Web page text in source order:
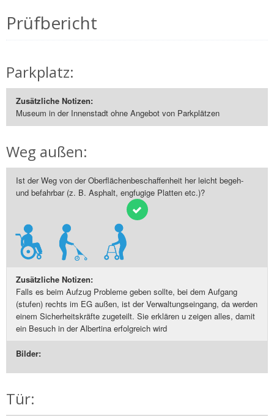
Prüfbericht
Parkplatz:
Zusätzliche Notizen:
Museum in der Innenstadt ohne Angebot von Parkplätzen
Weg außen:
Ist der Weg von der Oberflächenbeschaffenheit her leicht begeh-
und befahrbar (z. B. Asphalt, engfugige Platten etc.)?
Zusätzliche Notizen:
Falls es beim Aufzug Probleme geben sollte, bei dem Aufgang
(stufen) rechts im EG außen, ist der Verwaltungseingang, da werden
einem Sicherheitskräfte zugeteilt. Sie erklären u zeigen alles, damit
ein Besuch in der Albertina erfolgreich wird
Bilder:
Tür: